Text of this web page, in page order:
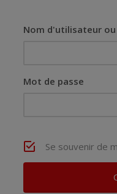
Nom d'utilisateur
Mot de passe
Se souvenir de